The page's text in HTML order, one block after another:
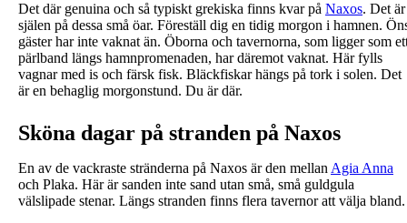
Det där genuina och så typiskt grekiska finns kvar på Naxos. Det är
själen på dessa små öar. Föreställ dig en tidig morgon i hamnen.
gäster har inte vaknat än. Öborna och tavernorna, som ligger som
pärlband längs hamnpromenaden, har däremot vaknat. Här fylls
vagnar med is och färsk fisk. Bläckfiskar hängs på tork i solen. Det
är en behaglig morgonstund. Du är där.
Sköna dagar på stranden på Naxos
En av de vackraste stränderna på Naxos är den mellan Agia Anna
och Plaka. Här är sanden inte sand utan små, små guldgula
välslipade stenar. Längs stranden finns flera tavernor att välja bland.